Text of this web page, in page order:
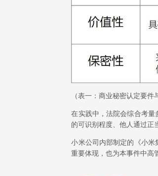
（表一：商业秘密认定要件
在实践中，法院会综合考
的可识别程度、他人通过正
小米公司内部制定的《小
重要体现，也为本事件中高